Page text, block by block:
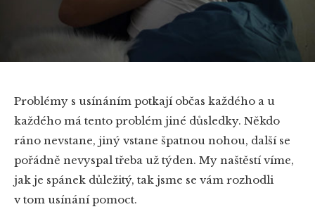
Problémy s usínáním potkají občas každého a u
každého má tento problém jiné důsledky. Někdo
ráno nevstane, jiný vstane špatnou nohou, další se
pořádně nevyspal třeba už týden. My naštěstí víme,
jak je spánek důležitý, tak jsme se vám rozhodli
v tom usínání pomoct.